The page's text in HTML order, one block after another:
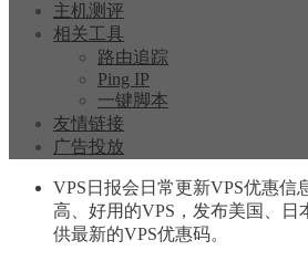
主机测评
相关工具
路由追踪
Ping IP
一键脚本
友情链接
广告投放
VPS日报会日常更新VPS优惠信
高、好用的VPS，发布美国、日
供最新的VPS优惠码。